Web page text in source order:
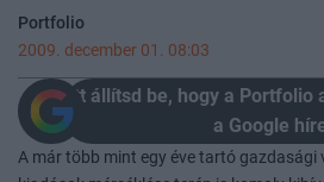
Portfolio
2009. december 01. 08:03
Itt állítsd be, hogy a
a Google
A már több mint egy éve tartó gazdasági